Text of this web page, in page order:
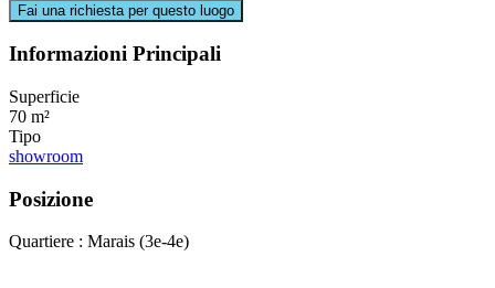
Fai una richiesta per questo luogo
Informazioni Principali
Superficie
70 m²
Tipo
showroom
Posizione
Quartiere : Marais (3e-4e)